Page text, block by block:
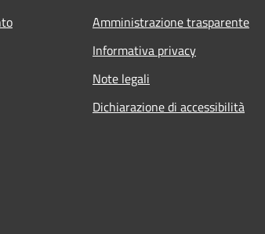
Amministrazione trasparente
Informativa privacy
Note legali
Dichiarazione di accessibilità